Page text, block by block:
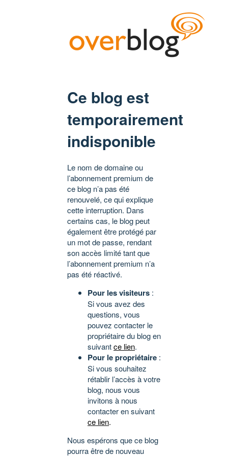
Ce blog est
temporairement
indisponible
Le nom de domaine ou
l’abonnement premium de
ce blog n’a pas été
renouvelé, ce qui explique
cette interruption. Dans
certains cas, le blog peut
également être protégé par
un mot de passe, rendant
son accès limité tant que
l’abonnement premium n’a
pas été réactivé.
Pour les visiteurs :
Si vous avez des
questions, vous
pouvez contacter le
propriétaire du blog en
suivantce lien.
Pour le propriétaire :
Si vous souhaitez
rétablir l’accès à votre
blog, nous vous
invitons à nous
contacter en suivant
ce lien.
Nous espérons que ce blog
pourra être de nouveau